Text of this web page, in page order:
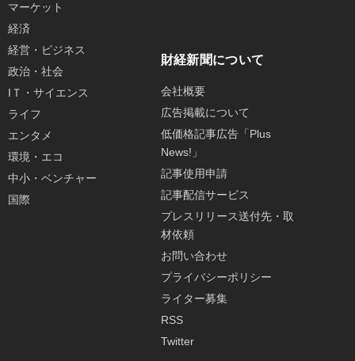
マーケット
経済
経営・ビジネス
政治・社会
IＴ・サイエンス
ライフ
エンタメ
環境・エコ
中小・ベンチャー
国際
財経新聞について
会社概要
広告掲載について
低価格記事広告「Plus
News!」
記事使用申請
記事配信サービス
プレスリリース送付先・取
材依頼
お問い合わせ
プライバシーポリシー
ライター募集
RSS
Twitter